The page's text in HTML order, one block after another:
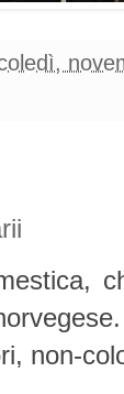
non-